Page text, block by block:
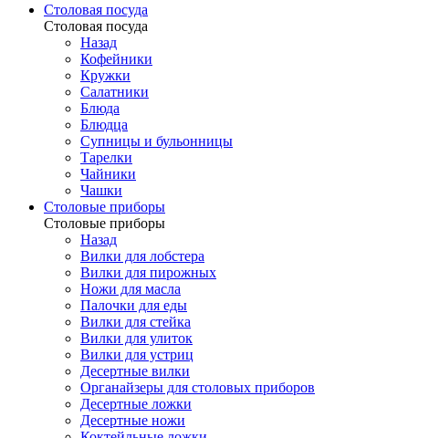
Столовая посуда
Столовая посуда
Назад
Кофейники
Кружки
Салатники
Блюда
Блюдца
Супницы и бульонницы
Тарелки
Чайники
Чашки
Cтоловые приборы
Cтоловые приборы
Назад
Вилки для лобстера
Вилки для пирожных
Ножи для масла
Палочки для еды
Вилки для стейка
Вилки для улиток
Вилки для устриц
Десертные вилки
Органайзеры для столовых приборов
Десертные ложки
Десертные ножи